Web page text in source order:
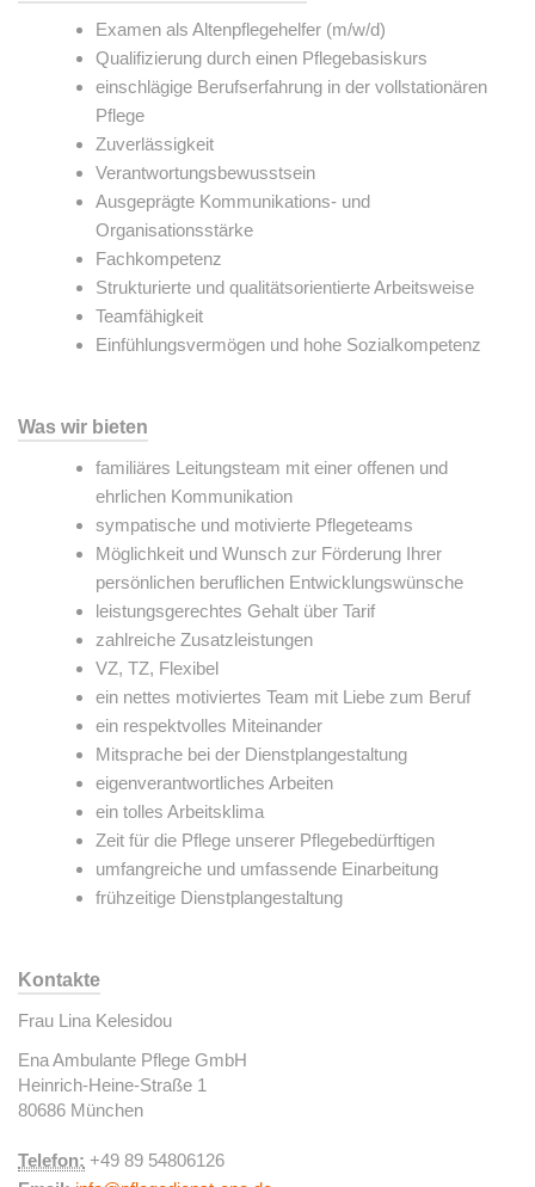
Examen als Altenpflegehelfer (m/w/d)
Qualifizierung durch einen Pflegebasiskurs
einschlägige Berufserfahrung in der vollstationären
Pflege
Zuverlässigkeit
Verantwortungsbewusstsein
Ausgeprägte Kommunikations- und
Organisationsstärke
Fachkompetenz
Strukturierte und qualitätsorientierte Arbeitsweise
Teamfähigkeit
Einfühlungsvermögen und hohe Sozialkompetenz
Was wir bieten
familiäres Leitungsteam mit einer offenen und
ehrlichen Kommunikation
sympatische und motivierte Pflegeteams
Möglichkeit und Wunsch zur Förderung Ihrer
persönlichen beruflichen Entwicklungswünsche
leistungsgerechtes Gehalt über Tarif
zahlreiche Zusatzleistungen
VZ, TZ, Flexibel
ein nettes motiviertes Team mit Liebe zum Beruf
ein respektvolles Miteinander
Mitsprache bei der Dienstplangestaltung
eigenverantwortliches Arbeiten
ein tolles Arbeitsklima
Zeit für die Pflege unserer Pflegebedürftigen
umfangreiche und umfassende Einarbeitung
frühzeitige Dienstplangestaltung
Kontakte
Frau Lina Kelesidou
Ena Ambulante Pflege GmbH
Heinrich-Heine-Straße 1
80686 München
Telefon: +49 89 54806126